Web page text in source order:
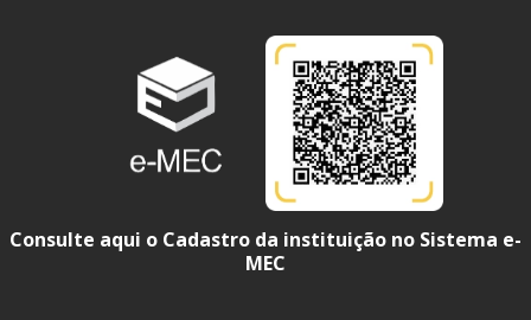
Consulte aqui o Cadastro da instituição no Sistema e-
MEC